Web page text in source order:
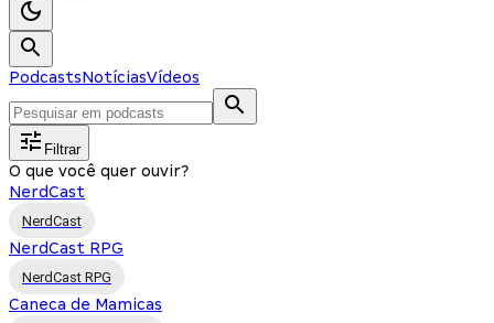
PodcastsNotíciasVídeos
Filtrar
O que você quer ouvir?
NerdCast
NerdCast
NerdCast RPG
NerdCast RPG
Caneca de Mamicas